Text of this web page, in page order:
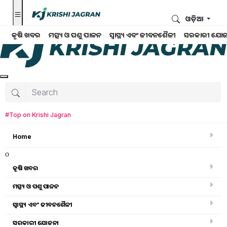
କୃଷି ଖବର ମତ୍ସ୍ୟ ଓ ପଶୁ ପାଳନ ସ୍ୱାସ୍ଥ୍ୟ ଏବଂ ଜୀବନଶୈଳୀ ସରକାରୀ
ଓଡ଼ିଆ
#Top on Krishi Jagran
Home
o
କୃଷି ଖବର
ମତ୍ସ୍ୟ ଓ ପଶୁ ପାଳନ
ସ୍ୱାସ୍ଥ୍ୟ ଏବଂ ଜୀବନଶୈଳୀ
ସରକାରୀ ଯୋଜନା
କୃଷି ଖବର